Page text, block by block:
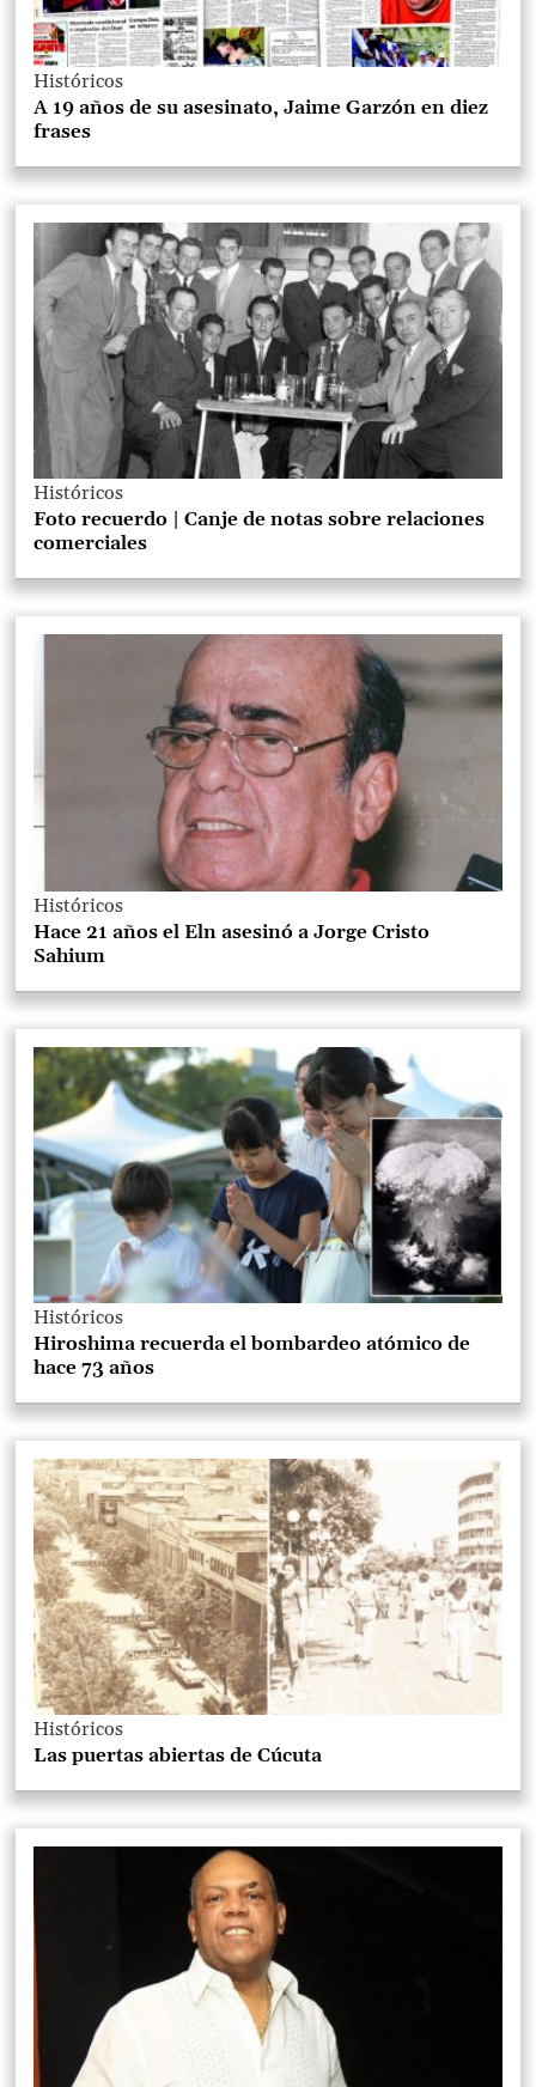
Históricos
A 19 años de su asesinato, Jaime Garzón en diez
frases
Históricos
Foto recuerdo | Canje de notas sobre relaciones
comerciales
Históricos
Hace 21 años el Eln asesinó a Jorge Cristo
Sahium
Históricos
Hiroshima recuerda el bombardeo atómico de
hace 73 años
Históricos
Las puertas abiertas de Cúcuta